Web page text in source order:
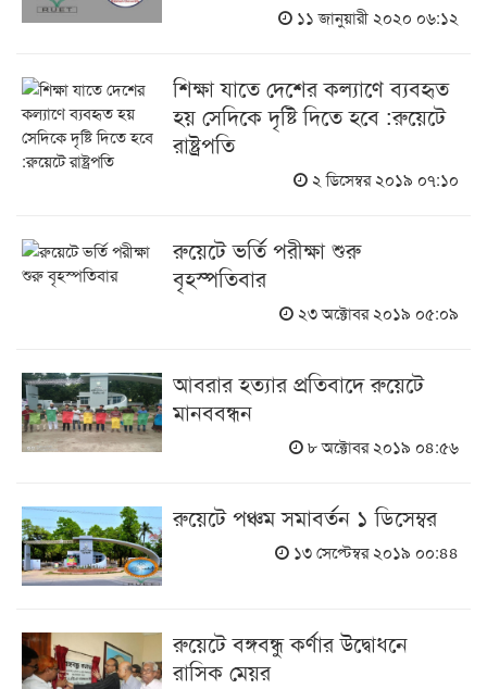
১১ জানুয়ারী ২০২০ ০৬:১২
শিক্ষা যাতে দেশের কল্যাণে ব্যবহৃত
হয় সেদিকে দৃষ্টি দিতে হবে :রুয়েটে
রাষ্ট্রপতি
২ ডিসেম্বর ২০১৯ ০৭:১০
রুয়েটে ভর্তি পরীক্ষা শুরু
বৃহস্পতিবার
২৩ অক্টোবর ২০১৯ ০৫:০৯
আবরার হত্যার প্রতিবাদে রুয়েটে
মানববন্ধন
৮ অক্টোবর ২০১৯ ০৪:৫৬
রুয়েটে পঞ্চম সমাবর্তন ১ ডিসেম্বর
১৩ সেপ্টেম্বর ২০১৯ ০০:৪৪
রুয়েটে বঙ্গবন্ধু কর্ণার উদ্বোধনে
রাসিক মেয়র